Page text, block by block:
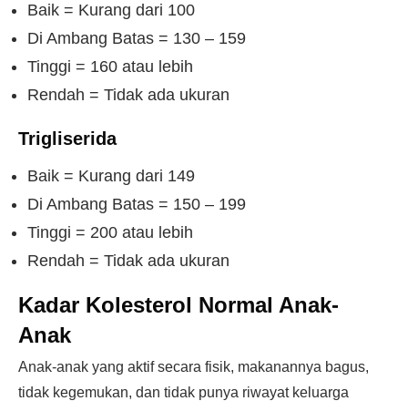
Baik = Kurang dari 100
Di Ambang Batas = 130 – 159
Tinggi = 160 atau lebih
Rendah = Tidak ada ukuran
Trigliserida
Baik = Kurang dari 149
Di Ambang Batas = 150 – 199
Tinggi = 200 atau lebih
Rendah = Tidak ada ukuran
Kadar Kolesterol Normal Anak-
Anak
Anak-anak yang aktif secara fisik, makanannya bagus,
tidak kegemukan, dan tidak punya riwayat keluarga